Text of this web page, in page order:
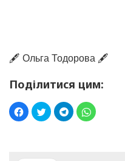
🖋️ Ольга Тодорова 🖋️
Поділитися цим: